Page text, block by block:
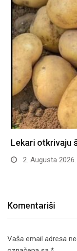
Lekari otkrivaju
2. Augusta 2026.
Komentariši
Vaša email adresa